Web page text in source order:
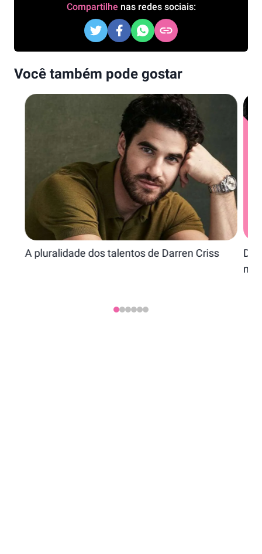
Compartilhe nas redes sociais:
Você também pode gostar
A pluralidade dos talentos de Darren Criss
Dia